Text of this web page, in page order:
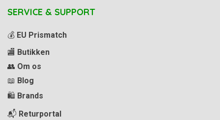
SERVICE & SUPPORT
💰 EU Prismatch
🏬 Butikken
👥 Om os
📖 Blog
🛍️ Brands
📬 Returportal